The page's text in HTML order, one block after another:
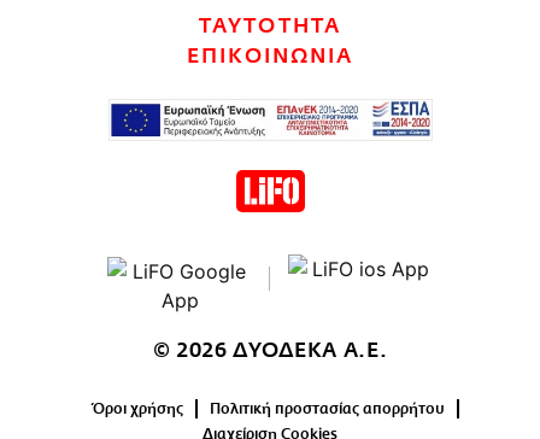
ΤΑΥΤΟΤΗΤΑ
ΕΠΙΚΟΙΝΩΝΙΑ
© 2026 ΔΥΟΔΕΚΑ Α.Ε.
Όροι χρήσης
Πολιτική προστασίας απορρήτου
Διαχείριση Cookies